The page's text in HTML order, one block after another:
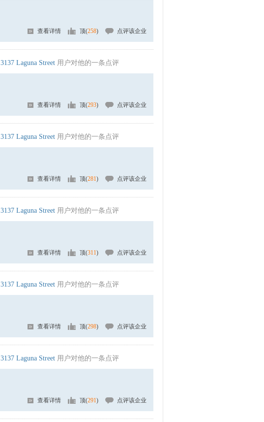
查看详情 顶(258) 点评该企业
3137 Laguna Street 用户对他的一条点评
查看详情 顶(293) 点评该企业
3137 Laguna Street 用户对他的一条点评
查看详情 顶(281) 点评该企业
3137 Laguna Street 用户对他的一条点评
查看详情 顶(311) 点评该企业
3137 Laguna Street 用户对他的一条点评
查看详情 顶(298) 点评该企业
3137 Laguna Street 用户对他的一条点评
查看详情 顶(291) 点评该企业